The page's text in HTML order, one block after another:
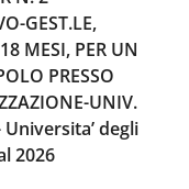
GEST.LE,
MESI, PER UN
PRESSO
UNIV.
Universita’ degli
2026